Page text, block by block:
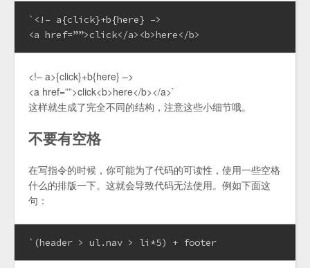
`<!– a{click}+b{here} –>
<a href=””>click</a><b>here</b>
<!– a>{click}+b{here} –>
<a href=””>click<b>here</b></a>`
这样就生成了完全不同的结构，注意这些小细节哦。
不要有空格
在写指令的时候，你可能为了代码的可读性，使用一些空格
什么的排版一下。这就会导致代码无法使用。例如下面这
句：
`(header > ul.nav > li*5) + footer